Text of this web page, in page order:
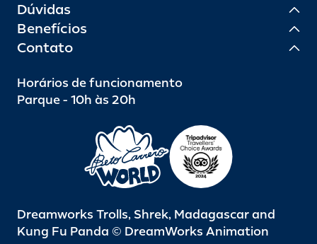
Dúvidas
Benefícios
Contato
Horários de funcionamento
Parque - 10h às 20h
Dreamworks Trolls, Shrek, Madagascar and
Kung Fu Panda © DreamWorks Animation